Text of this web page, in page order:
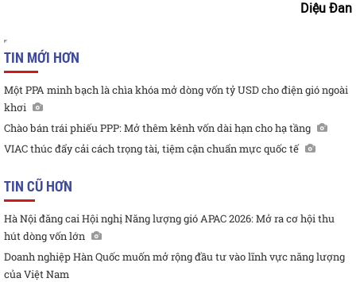
Diệu Đan
TIN MỚI HƠN
Một PPA minh bạch là chìa khóa mở dòng vốn tỷ USD cho điện gió ngoài
khơi
Chào bán trái phiếu PPP: Mở thêm kênh vốn dài hạn cho hạ tầng
VIAC thúc đẩy cải cách trọng tài, tiệm cận chuẩn mực quốc tế
TIN CŨ HƠN
Hà Nội đăng cai Hội nghị Năng lượng gió APAC 2026: Mở ra cơ hội thu
hút dòng vốn lớn
Doanh nghiệp Hàn Quốc muốn mở rộng đầu tư vào lĩnh vực năng lượng
của Việt Nam